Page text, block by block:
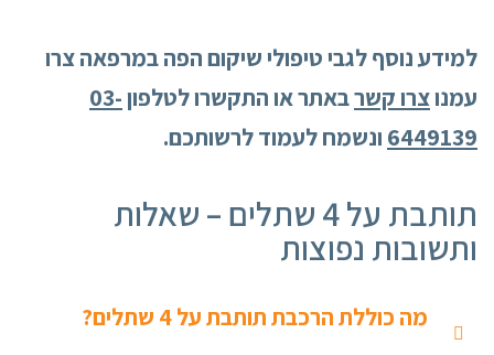
למידע נוסף לגבי טיפולי שיקום הפה במרפאה צרו
עמנוצרו קשרבאתר או התקשרו לטלפון03-
6449139 ונשמח לעמוד לרשותכם.
תותבת על 4 שתלים – שאלות
ותשובות נפוצות
מה כוללת הרכבת תותבת על 4 שתלים?